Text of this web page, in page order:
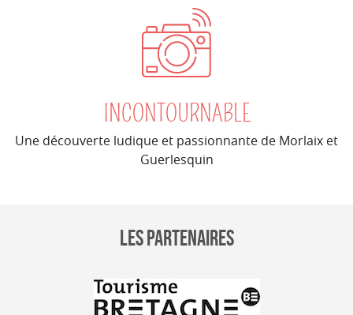
INCONTOURNABLE
Une découverte ludique et passionnante de Morlaix et
Guerlesquin
LES PARTENAIRES